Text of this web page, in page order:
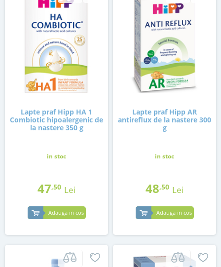
Lapte praf Hipp HA 1
Combiotic hipoalergenic de
la nastere 350 g
in stoc
47,50 Lei
Adauga in cos
Lapte praf Hipp AR
antireflux de la nastere 300
g
in stoc
48,50 Lei
Adauga in cos